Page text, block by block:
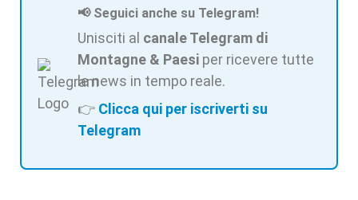
📢 Seguici anche su Telegram!
Unisciti al canale Telegram di
Montagne & Paesi per ricevere tutte
le news in tempo reale.
👉 Clicca qui per iscriverti su
Telegram